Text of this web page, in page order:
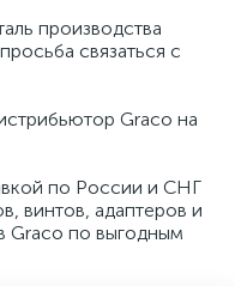
производства
связаться с
Graco на
по России и СНГ
винтов, адаптеров и
Graco по выгодным